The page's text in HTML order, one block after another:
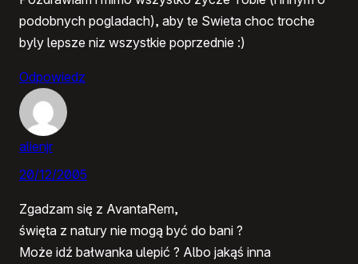
podobnych pogladach), aby te Swieta choc troche
byly lepsze niz wszystkie poprzednie :)
Odpowiedz
alienjr
20/12/2005
Zgadzam się z AvantaRem,
święta z natury nie mogą być do bani ?
Może idź bałwanka ulepić ? Albo jakąś inna